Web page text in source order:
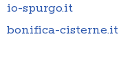
io-spurgo.it
bonifica-cisterne.it